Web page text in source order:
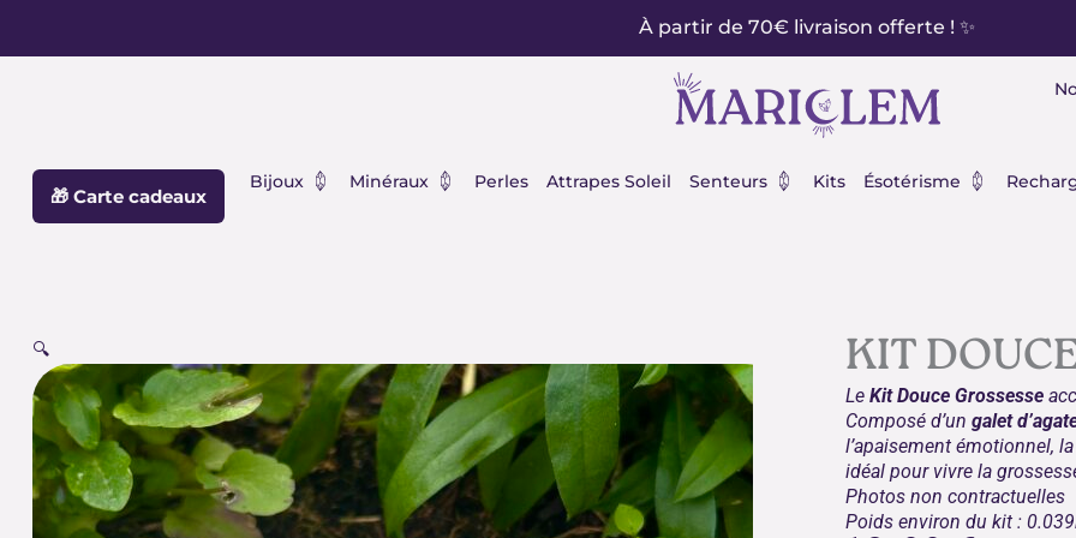
À partir de 70€ livraison offerte ! ✨
🎁 Carte cadeaux
Bijoux Ouvrir Bijoux
Minéraux Ouvrir Minéraux
Perles Attrapes Soleil Senteurs Ouvrir Senteurs
Kits Ésotérisme Ouvrir
🔍 KIT
Le Kit Douce Grossesse
Composé d’un galet
l’apaisement émotionnel,
idéal pour vivre la
Photos non contractuelles
Poids environ du kit :